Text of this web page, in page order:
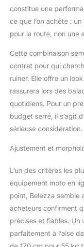
constitue une
ce que l’on achète :
pour la route, non une
Cette combinaison
contrat pour qui
ruiner. Elle offre un
rassurera lors des
quotidiens. Pour un
budget serré, il s’agit
sérieuse considération.
Ajustement et
L’un des critères les
équipement moto en
point, Belezza semble
acheteurs confirment
précises et fiables. Un
parfaitement à l’aise